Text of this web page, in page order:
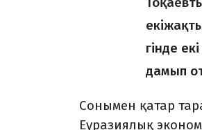
гінде
дамып
Сонымен қатар
Еуразиялық